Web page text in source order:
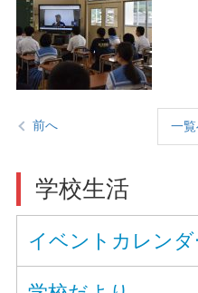
前へ 一
学校生活
イベントカレンダ